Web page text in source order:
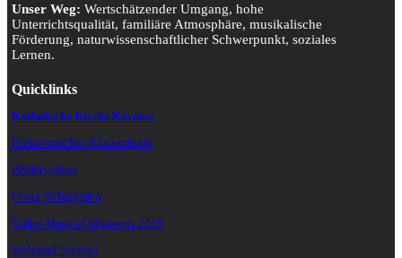
Unser Weg: Wertschätzender Umgang, hohe
Unterrichtsqualität, familiäre Atmosphäre, musikalische
Förderung, naturwissenschaftlicher Schwerpunkt, soziales
Lernen.
Quicklinks
Katholische Kirche Kärnten
Elektronisches Klassenbuch
BMBF-Wien
Unser Schulvideo
Video Musical Moments 2019
Webmail (intern)